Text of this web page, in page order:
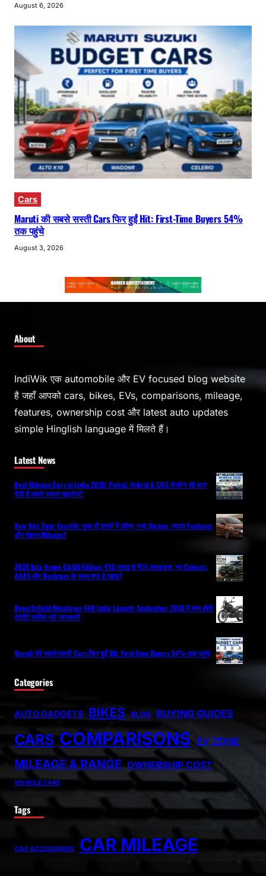
August 6, 2026
Cars
Maruti की सबसे सस्ती Cars फिर हुईं Hit: First-Time Buyers 54%
तक पहुंचे
August 3, 2026
About
IndiWik एक automobile और EV focused blog website
है जहाँ आपको cars, bikes, EVs, comparisons, mileage,
features, ownership cost और latest auto updates
simple Hinglish language में मिलते हैं।
Latest News
Best Mileage Cars in India 2026: Petrol, Hybrid & CNG में कौन सी कार
देती है सबसे ज्यादा माइलेज?
New Tata Tigor Facelift: कुछ ही हफ्तों में लॉन्च, नया Design, ज्यादा Features
और बेहतर Mileage?
2026 Tata Nexon CAMO Edition: ₹10 लाख से ₹14 लाख तक, नए Colours,
ADAS और Dashcam के साथ क्या है खास?
Royal Enfield Himalayan 440 India Launch: September 2026 में क्या होगी
एंट्री? जानिए पूरी जानकारी
Maruti की सबसे सस्ती Cars फिर हुईं Hit: First-Time Buyers 54% तक पहुंचे
Categories
AUTO GADGETS BIKES BLOG BUYING GUIDES
CARS COMPARISONS EV ZONE
MILEAGE & RANGE OWNERSHIP COST
VEHICLE CARE
Tags
CAR ACCESSORIES CAR MILEAGE